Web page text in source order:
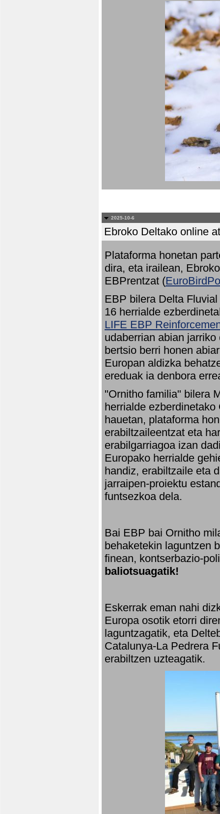
2025-10-6
Ebroko Deltako online
Plataforma honetan
dira, eta irailean,
EBPrentzat (
EBP bilera Delta
16 herrialde
LIFE EBP
udaberrian abian
bertsio berri honen
Europan aldizka
ereduak ia denbora
"Ornitho familia" bilera
herrialde
hauetan, plataforma
erabiltzaileentzat eta
erabilgarriagoa izan
Europako herrialde
handiz, erabiltzaile eta
jarraipen-proiektu
funtsezkoa dela.
Bai EBP bai Ornitho
behaketekin laguntzen
finean, kontserbazio-
baliotsuagatik!
Eskerrak eman nahi
Europa osotik etorri
laguntzagatik, eta
Catalunya-La Pedrera
erabiltzen uzteagatik.